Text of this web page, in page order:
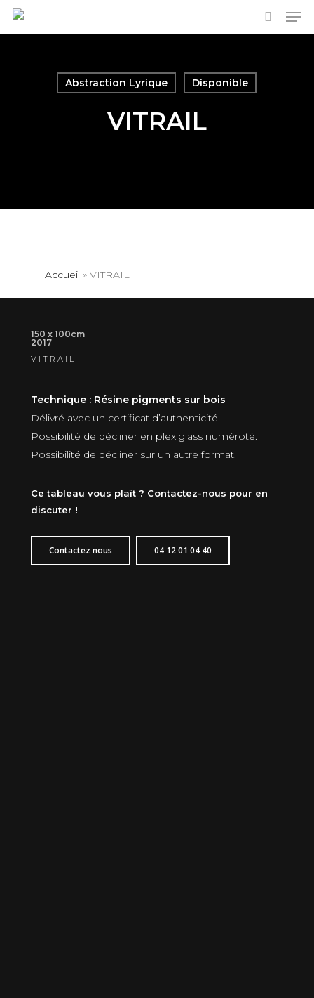
Skip
search
Abstraction Lyrique Disponible
VITRAIL
Accueil » VITRAIL
150 x 100cm
2017
VITRAIL
Technique : Résine pigments sur bois
Délivré avec un certificat d’authenticité.
Possibilité de décliner en plexiglass numéroté.
Possibilité de décliner sur un autre format.
Ce tableau vous plaît ? Contactez-nous pour en
discuter !
Contactez nous 04 12 01 04 40